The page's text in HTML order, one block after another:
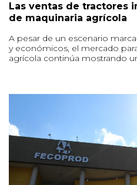
Las ventas de tractores
de maquinaria agrícola
A pesar de un escenario
y económicos, el mercado
agrícola continúa mostrando